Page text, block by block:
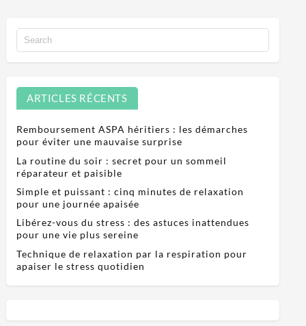
ARTICLES RÉCENTS
Remboursement ASPA héritiers : les démarches
pour éviter une mauvaise surprise
La routine du soir : secret pour un sommeil
réparateur et paisible
Simple et puissant : cinq minutes de relaxation
pour une journée apaisée
Libérez-vous du stress : des astuces inattendues
pour une vie plus sereine
Technique de relaxation par la respiration pour
apaiser le stress quotidien